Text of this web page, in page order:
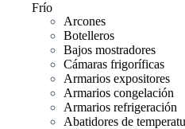
Frío
Arcones
Botelleros
Bajos mostradores
Cámaras frigoríficas
Armarios expositores
Armarios congelación
Armarios refrigeración
Abatidores de